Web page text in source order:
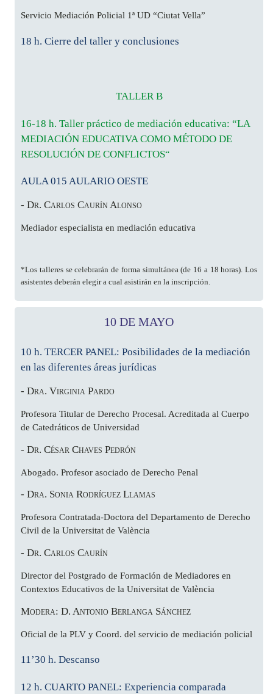
Servicio Mediación Policial 1ª UD “Ciutat Vella”
18 h. Cierre del taller y conclusiones
TALLER B
16-18 h. Taller práctico de mediación educativa: “LA
MEDIACIÓN EDUCATIVA COMO MÉTODO DE
RESOLUCIÓN DE CONFLICTOS“
AULA 015 AULARIO OESTE
- Dr. Carlos Caurín Alonso
Mediador especialista en mediación educativa
*Los talleres se celebrarán de forma simultánea (de 16 a 18 horas). Los
asistentes deberán elegir a cual asistirán en la inscripción.
10 DE MAYO
10 h. TERCER PANEL: Posibilidades de la mediación
en las diferentes áreas jurídicas
- Dra. Virginia Pardo
Profesora Titular de Derecho Procesal. Acreditada al Cuerpo
de Catedráticos de Universidad
- Dr. César Chaves Pedrón
Abogado. Profesor asociado de Derecho Penal
- Dra. Sonia Rodríguez Llamas
Profesora Contratada-Doctora del Departamento de Derecho
Civil de la Universitat de València
- Dr. Carlos Caurín
Director del Postgrado de Formación de Mediadores en
Contextos Educativos de la Universitat de València
Modera: D. Antonio Berlanga Sánchez
Oficial de la PLV y Coord. del servicio de mediación policial
11’30 h. Descanso
12 h. CUARTO PANEL: Experiencia comparada